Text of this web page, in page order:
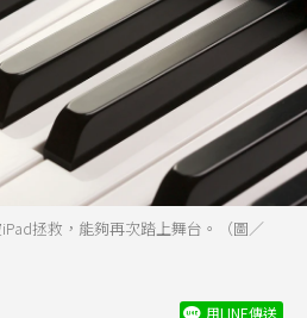
拯救，能夠再次踏上舞台。（圖／
用LINE傳送